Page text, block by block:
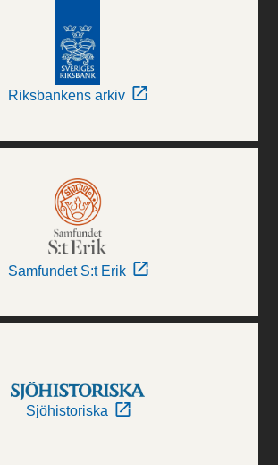
Riksbankens arkiv
Samfundet S:t Erik
Sjöhistoriska